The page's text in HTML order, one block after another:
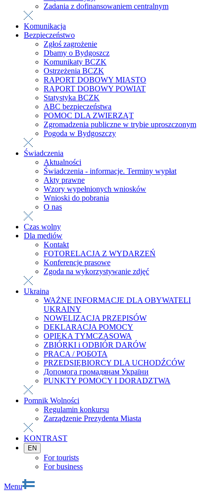
Zadania z dofinansowaniem centralnym
Komunikacja
Bezpieczeństwo
Zgłoś zagrożenie
Dbamy o Bydgoszcz
Komunikaty BCZK
Ostrzeżenia BCZK
RAPORT DOBOWY MIASTO
RAPORT DOBOWY POWIAT
Statystyka BCZK
ABC bezpieczeństwa
POMOC DLA ZWIERZĄT
Zgromadzenia publiczne w trybie uproszczonym
Pogoda w Bydgoszczy
Świadczenia
Aktualności
Świadczenia - informacje. Terminy wypłat
Akty prawne
Wzory wypełnionych wniosków
Wnioski do pobrania
O nas
Czas wolny
Dla mediów
Kontakt
FOTORELACJA Z WYDARZEŃ
Konferencje prasowe
Zgoda na wykorzystywanie zdjęć
Ukraina
WAŻNE INFORMACJE DLA OBYWATELI
UKRAINY
NOWELIZACJA PRZEPISÓW
DEKLARACJA POMOCY
OPIEKA TYMCZASOWA
ZBIÓRKI i ODBIÓR DARÓW
PRACA / РОБОТА
PRZEDSIĘBIORCY DLA UCHODŹCÓW
Допомога громадянам України
PUNKTY POMOCY I DORADZTWA
Pomnik Wolności
Regulamin konkursu
Zarządzenie Prezydenta Miasta
KONTRAST
EN
For tourists
For business
Menu